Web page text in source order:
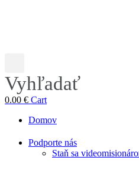
Vyhľadať
0.00 € Cart
Domov
Podporte nás
Staň sa